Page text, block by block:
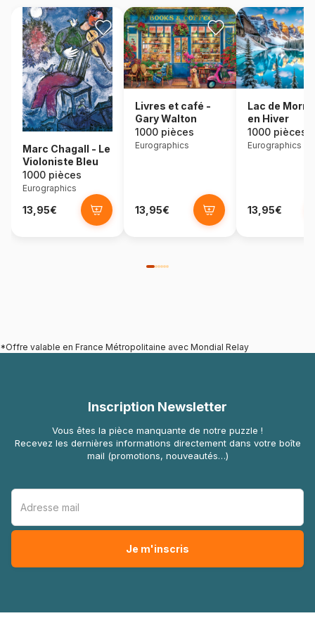
Marc Chagall - Le
Violoniste Bleu
1000 pièces
Eurographics
13,95€
Livres et café -
Gary Walton
1000 pièces
Eurographics
13,95€
Lac de
en Hiver
1000 pièces
Eurographics
13,95€
*Offre valable en France Métropolitaine avec Mondial Relay
Inscription Newsletter
Vous êtes la pièce manquante de notre puzzle !
Recevez les dernières informations directement dans votre boîte
mail (promotions, nouveautés…)